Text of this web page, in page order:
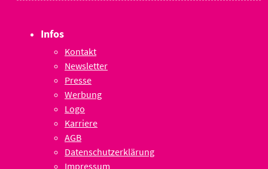
Infos
Kontakt
Newsletter
Presse
Werbung
Logo
Karriere
AGB
Datenschutzerklärung
Impressum